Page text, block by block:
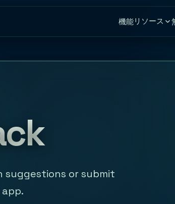
機能リソース
suggestions or submit